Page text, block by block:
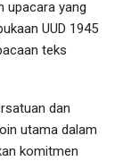
upacara yang
UUD 1945
teks
dan
utama dalam
komitmen